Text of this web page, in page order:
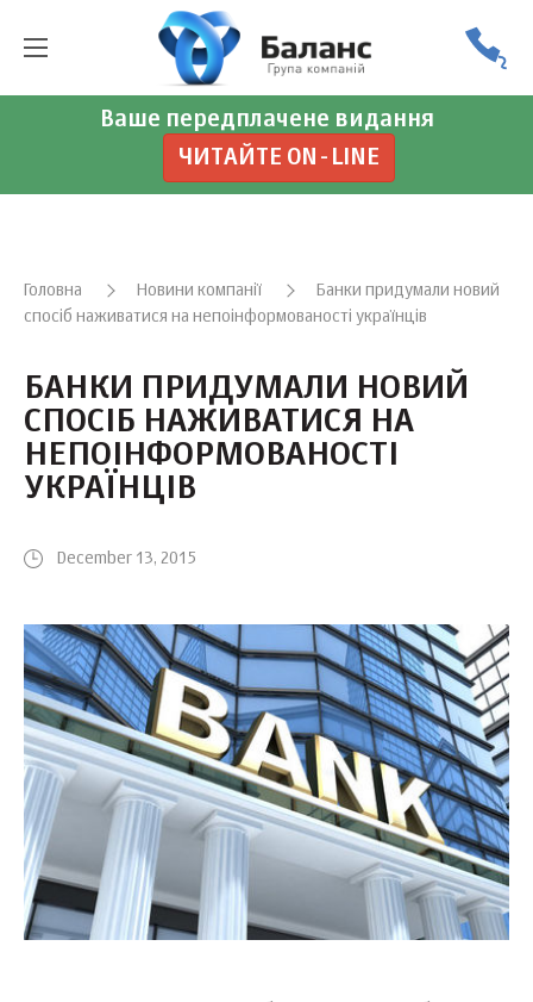
Ваше передплачене видання
ЧИТАЙТЕ ON-LINE
Головна Новини компанії
Банки придумали новий
спосіб наживатися на непоінформованості українців
БАНКИ ПРИДУМАЛИ НОВИЙ
СПОСІБ НАЖИВАТИСЯ НА
НЕПОІНФОРМОВАНОСТІ
УКРАЇНЦІВ
December 13, 2015